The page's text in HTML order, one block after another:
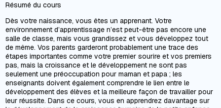
Résumé du cours
Dès votre naissance, vous êtes un apprenant. Votre
environnement d’apprentissage n’est peut-être pas encore une
salle de classe, mais vous grandissez et vous développez tout
de même. Vos parents garderont probablement une trace des
étapes importantes comme votre premier sourire et vos premiers
pas, mais la croissance et le développement ne sont pas
seulement une préoccupation pour maman et papa ; les
enseignants doivent également comprendre le lien entre le
développement des élèves et la meilleure façon de travailler pour
leur réussite. Dans ce cours, vous en apprendrez davantage sur